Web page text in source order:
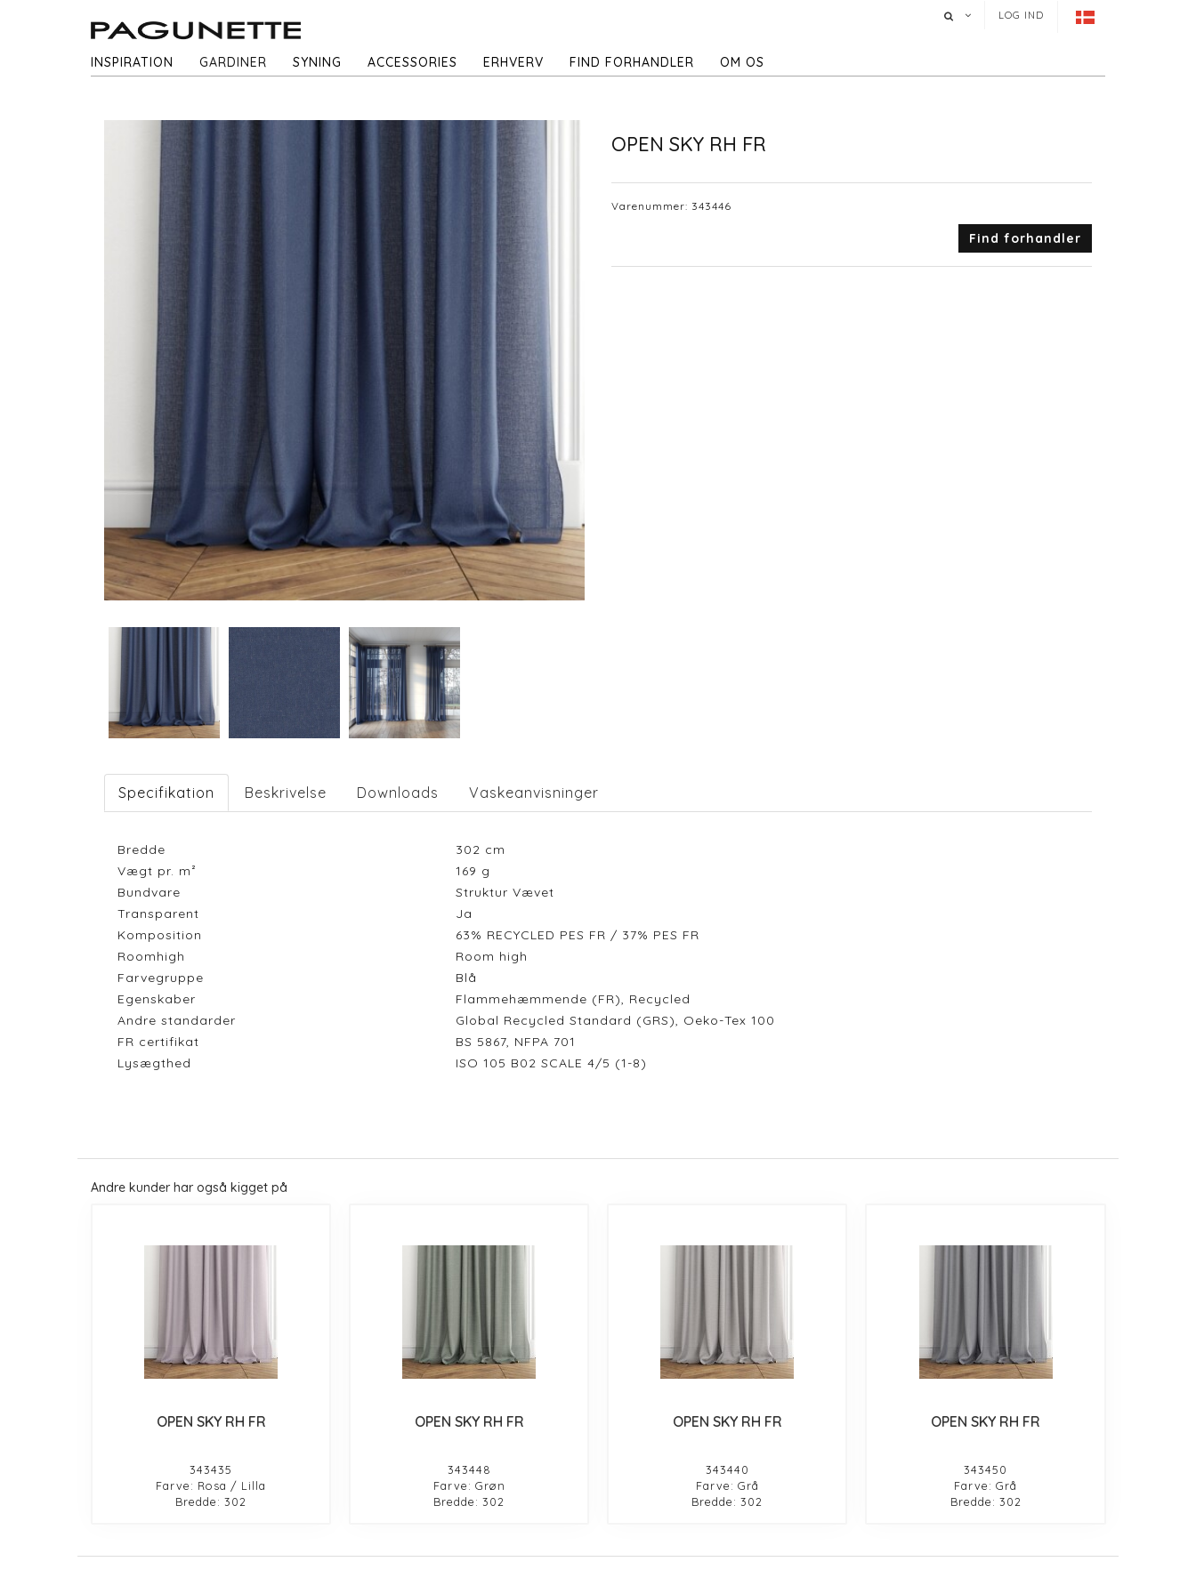
LOG IND
INSPIRATION GARDINER SYNING ACCESSORIES ERHVERV FIND FORHANDLER OM OS
OPEN SKY RH FR
Varenummer: 343446
Find forhandler
Specifikation Beskrivelse Downloads Vaskeanvisninger
Bredde 302 cm
Vægt pr. m²
169 g
Bundvare
Struktur Vævet
Transparent
Ja
Komposition
63% RECYCLED PES FR / 37% PES FR
Roomhigh
Room high
Farvegruppe
Blå
Egenskaber
Flammehæmmende (FR), Recycled
Andre standarder
Global Recycled Standard (GRS), Oeko-Tex 100
FR certifikat
BS 5867, NFPA 701
Lysægthed
ISO 105 B02 SCALE 4/5 (1-8)
Andre kunder har også kigget på
OPEN SKY RH FR
343435
Farve: Rosa / Lilla
Bredde: 302
OPEN SKY RH FR
343448
Farve: Grøn
Bredde: 302
OPEN SKY RH FR
343440
Farve: Grå
Bredde: 302
OPEN SKY RH FR
343450
Farve: Grå
Bredde: 302